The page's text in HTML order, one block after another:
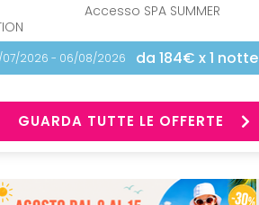
Accesso SPA SUMMER
07/2026 - 06/08/2026 da 184€ x 1 notte
GUARDA TUTTE LE OFFERTE